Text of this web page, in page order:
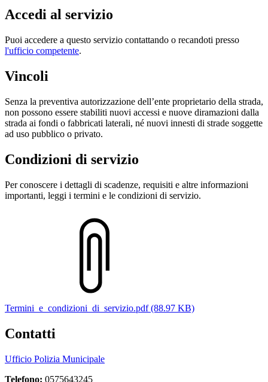
Accedi al servizio
Puoi accedere a questo servizio contattando o recandoti presso
l'ufficio competente.
Vincoli
Senza la preventiva autorizzazione dell’ente proprietario della strada,
non possono essere stabiliti nuovi accessi e nuove diramazioni dalla
strada ai fondi o fabbricati laterali, né nuovi innesti di strade soggette
ad uso pubblico o privato.
Condizioni di servizio
Per conoscere i dettagli di scadenze, requisiti e altre informazioni
importanti, leggi i termini e le condizioni di servizio.
Termini_e_condizioni_di_servizio.pdf (88.97 KB)
Contatti
Ufficio Polizia Municipale
Telefono: 0575643245